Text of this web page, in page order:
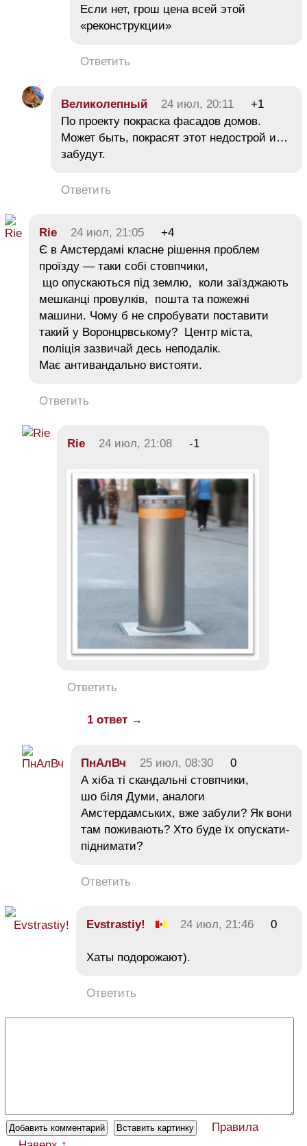
Если нет, грош цена всей этой
«реконструкции»
Ответить
Великолепный 24 июл, 20:11
+1
По проекту покраска фасадов домов.
Может быть, покрасят этот недострой и…
забудут.
Ответить
Rie 24 июл, 21:05
+4
Є в Амстердамі класне рішення проблем
проїзду — таки собі стовпчики,
що опускаються під землю, коли заїзджають
мешканці провулків, пошта та пожежні
машини. Чому б не спробувати поставити
такий у Воронцрвському? Центр міста,
поліція зазвичай десь неподалік.
Має антивандально вистояти.
Ответить
Rie 24 июл, 21:08 -1
Ответить
1 ответ →
ПнАлВч 25 июл, 08:30
0
А хіба ті скандальні стовпчики,
шо біля Думи, аналоги
Амстердамських, вже забули? Як вони
там поживають? Хто буде їх опускати-
піднимати?
Ответить
Evstrastiy! 24 июл, 21:46 0
Хаты подорожают).
Ответить
Правила